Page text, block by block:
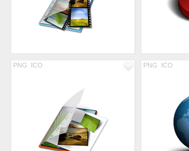
PNG ICO PNG ICO